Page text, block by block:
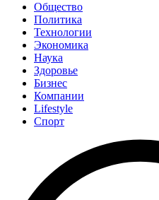
Общество
Политика
Технологии
Экономика
Наука
Здоровье
Бизнес
Компании
Lifestyle
Спорт